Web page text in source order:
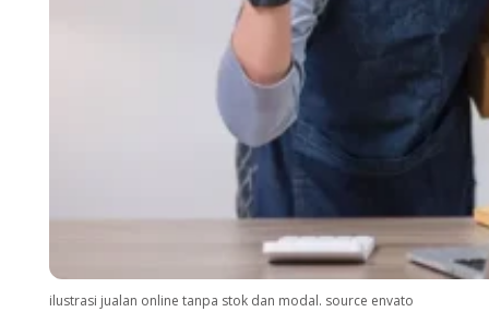
ilustrasi jualan online tanpa stok dan modal. source envato